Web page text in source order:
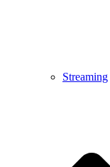
Streaming